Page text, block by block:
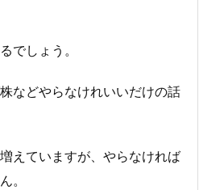
でしょう。
などやらなけれいいだけの話
えていますが、やらなければ
。